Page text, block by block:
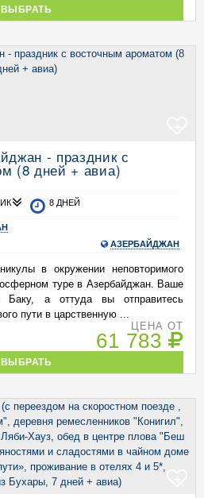
ВЫБРАТЬ
- праздник с
(8 дней + авиа)
8 ДНЕЙ
АЗЕРБАЙДЖАН
в окружении неповторимого
туре в Азербайджан. Ваше
Баку, а оттуда вы отправитесь
пути в царственную ...
ЦЕНА ОТ
61 783
ВЫБРАТЬ